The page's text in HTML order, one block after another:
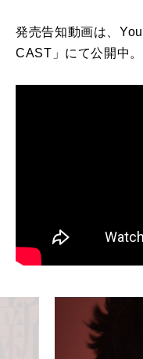
発売告知動画は、
CAST」にて公開中。